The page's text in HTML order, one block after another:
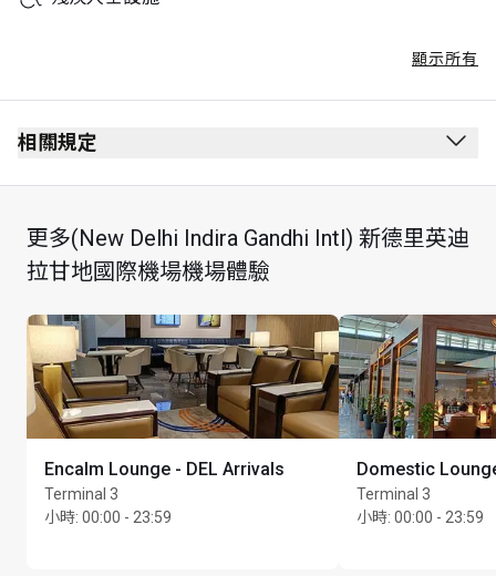
顯示所有
相關規定
最長逗留時間：2 小時
每位持卡者最多可攜同 Unlimited 位賓客
更多(New Delhi Indira Gandhi Intl) 新德里英迪
拉甘地國際機場機場體驗
Encalm Lounge - DEL Arrivals
Terminal 3
小時: 00:00 - 23:59
Domestic
Terminal 3
小時: 00:00 - 23:59